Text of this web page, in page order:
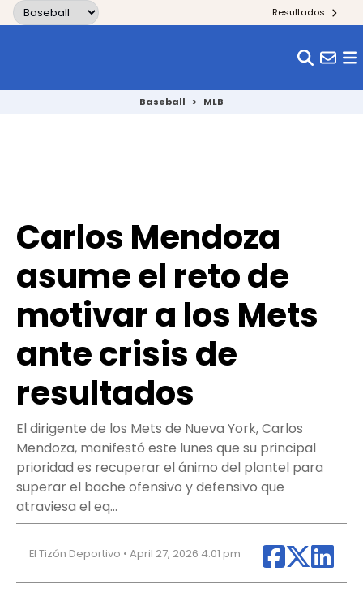
Skip to content Resultados
Baseball > MLB
Carlos Mendoza
asume el reto de
motivar a los Mets
ante crisis de
resultados
El dirigente de los Mets de Nueva York, Carlos
Mendoza, manifestó este lunes que su principal
prioridad es recuperar el ánimo del plantel para
superar el bache ofensivo y defensivo que
atraviesa el eq…
El Tizón Deportivo • April 27, 2026 4:01 pm